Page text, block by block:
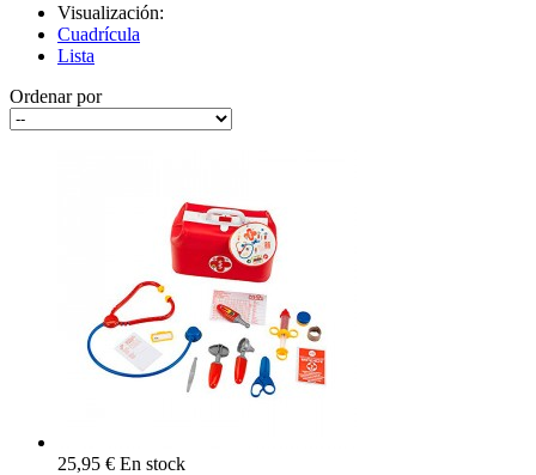
Visualización:
Cuadrícula
Lista
Ordenar por
25,95 € En stock